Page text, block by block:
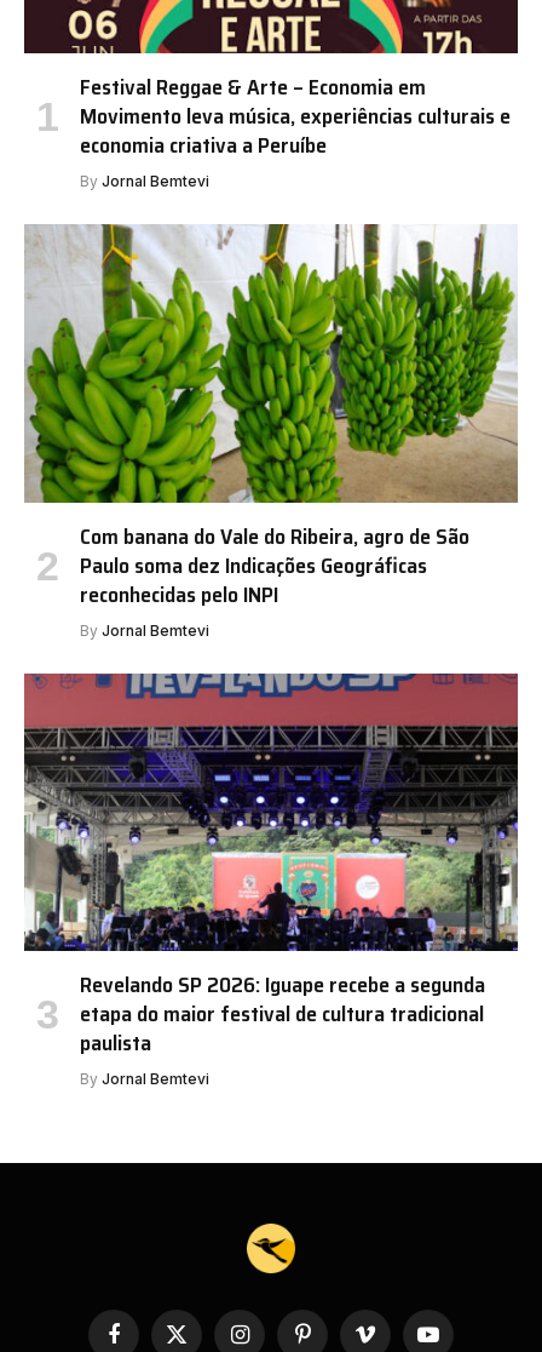
Festival Reggae & Arte – Economia em
Movimento leva música, experiências culturais e
economia criativa a Peruíbe
By Jornal Bemtevi
Com banana do Vale do Ribeira, agro de São
Paulo soma dez Indicações Geográficas
reconhecidas pelo INPI
By Jornal Bemtevi
Revelando SP 2026: Iguape recebe a segunda
etapa do maior festival de cultura tradicional
paulista
By Jornal Bemtevi
Facebook
X InstagramPinterestVimeo YouTube